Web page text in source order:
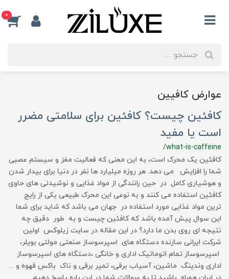
0
عوارض کافیین
کافئین چیست؟ کافئین برای سلامتی مضرر
است یا مفید
/what-is-caffeine
کافئین یک محرک است، به این معنی که فعالیت مغز و سیستم عصبی
شما را افزایش می دهد. هر روزه میلیارد ها نفر در دنیا برای بیدار شدن
و هوشیاری کامل در حین رانندگی از مواد غذایی و نوشیدنی های حاوی
کافئین استفاده می کنند و به نوعی این محرک طبیعی یکی از رایج
ترین مواد غذایی مورد استفاده در جهان می باشد که شاید برای شما
این سوال پیش آمده باشد که کافئین چیست و به طور دقیق چه
نتیجه ای روی بدن ما دارد؟ در این مقاله در سایت زیلوکس اولین
شرکت ایرانی سازنده دستگاه های اسپرسوساز صنعتی مولتی بویلر،
اسپرسوساز تمام اتوماتیک اداری و خانگی ،دستگاه های اسپرسوساز
اداری وندینگ ماشین، آسیاب برقی، تمپر برقی و ناک باکس قهوه و ...